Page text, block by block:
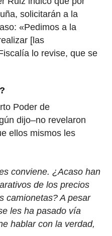
solicitarán a la
«Pedimos a la
[las
lo revise, que se
Poder de
dijo–no revelaron
ellos mismos les
conviene. ¿Acaso han
de los precios
camionetas? A pesar
les ha pasado vía
hablar con la verdad,